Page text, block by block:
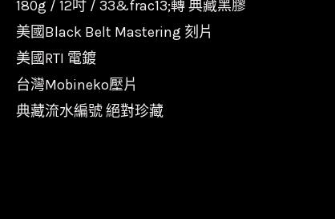
180g / 12吋 / 33&frac13;轉 典藏黑膠
美國Black Belt Mastering 刻片
美國RTI 電鍍
台灣Mobineko壓片
典藏流水編號 絕對珍藏